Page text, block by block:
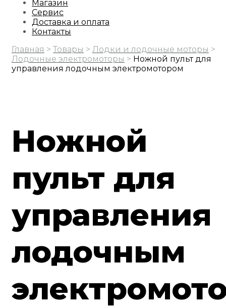
Магазин
Сервис
Доставка и оплата
Контакты
Главная > Товары > Лодки и лодочные моторы >
Лодочные электромоторы > Ножной пульт для
управления лодочным электромотором
Ножной
пульт для
управления
лодочным